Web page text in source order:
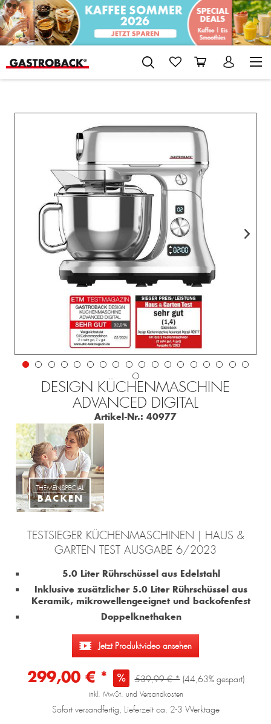
DESIGN KÜCHENMASCHINE
ADVANCED DIGITAL
Artikel-Nr.: 40977
TESTSIEGER KÜCHENMASCHINEN | HAUS &
GARTEN TEST AUSGABE 6/2023
5.0 Liter Rührschüssel aus Edelstahl
Inklusive zusätzlicher 5.0 Liter Rührschüssel aus
Keramik, mikrowellengeeignet und backofenfest
Doppelknethaken
Jetzt Produktvideo ansehen
299,00 € * 539,99 € * (44,63% gespart)
inkl. MwSt. und Versandkosten
Sofort versandfertig, Lieferzeit ca. 2-3 Werktage